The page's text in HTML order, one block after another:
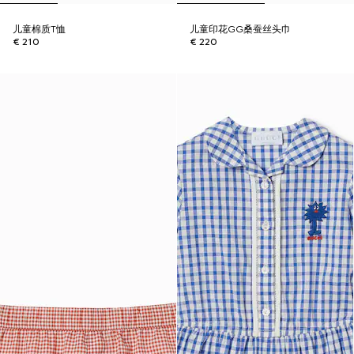
儿童棉质T恤
€ 210
儿童印花GG桑蚕丝头巾
€ 220